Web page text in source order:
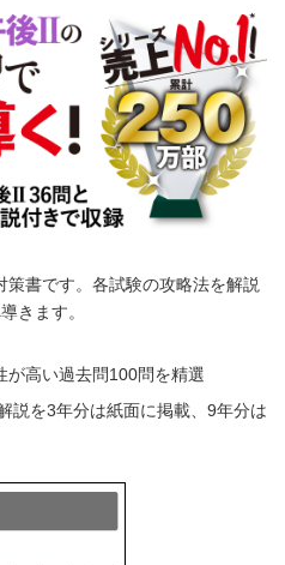
書です。各試験の攻略法を解説
きます。
が高い過去問100問を精選
説を3年分は紙面に掲載、9年分は